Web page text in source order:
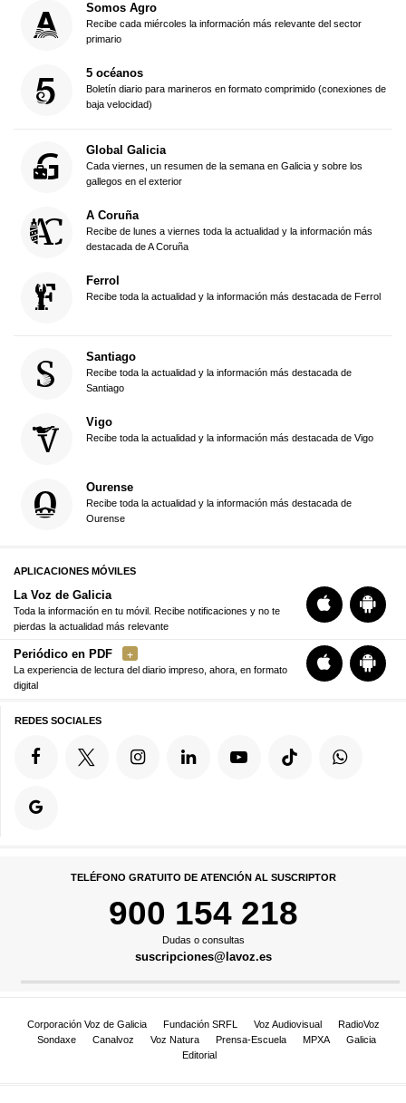
Somos Agro
Recibe cada miércoles la información más relevante del sector
primario
5 océanos
Boletín diario para marineros en formato comprimido (conexiones de
baja velocidad)
Global Galicia
Cada viernes, un resumen de la semana en Galicia y sobre los
gallegos en el exterior
A Coruña
Recibe de lunes a viernes toda la actualidad y la información más
destacada de A Coruña
Ferrol
Recibe toda la actualidad y la información más destacada de Ferrol
Santiago
Recibe toda la actualidad y la información más destacada de
Santiago
Vigo
Recibe toda la actualidad y la información más destacada de Vigo
Ourense
Recibe toda la actualidad y la información más destacada de
Ourense
APLICACIONES MÓVILES
La Voz de Galicia
Toda la información en tu móvil. Recibe notificaciones y no te
pierdas la actualidad más relevante
Periódico en PDF
La experiencia de lectura del diario impreso, ahora, en formato
digital
REDES SOCIALES
TELÉFONO GRATUITO DE ATENCIÓN AL SUSCRIPTOR
900 154 218
Dudas o consultas
suscripciones@lavoz.es
Corporación Voz de Galicia Fundación SRFL Voz Audiovisual
RadioVoz
Sondaxe
Canalvoz Voz Natura Prensa-Escuela MPXA
Galicia
Editorial